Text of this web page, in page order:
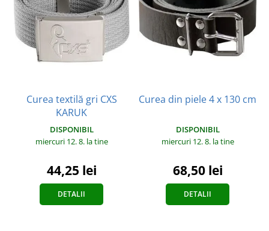
Curea textilă gri CXS
KARUK
DISPONIBIL
miercuri 12. 8. la tine
44,25 lei
DETALII
Curea din piele 4 x 130 cm
DISPONIBIL
miercuri 12. 8. la tine
68,50 lei
DETALII